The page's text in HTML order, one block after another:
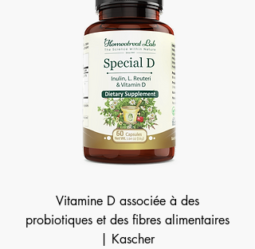
Vitamine D associée à des
probiotiques et des fibres alimentaires
| Kascher